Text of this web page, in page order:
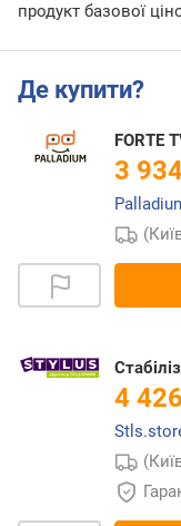
продукт базової
Де купити?
FORTE
3
4 426